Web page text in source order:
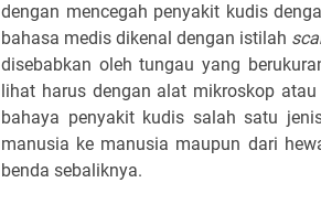
dengan mencegah penyakit kudis
bahasa medis dikenal dengan istilah
disebabkan oleh tungau yang
lihat harus dengan alat mikroskop
bahaya penyakit kudis salah satu
manusia ke manusia maupun dari
benda sebaliknya.